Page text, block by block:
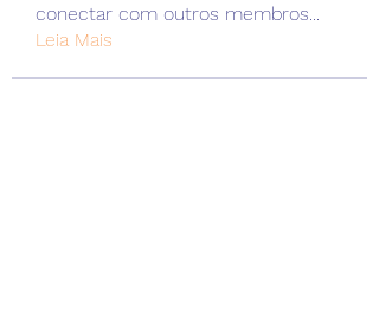
conectar com outros membros...
Leia Mais